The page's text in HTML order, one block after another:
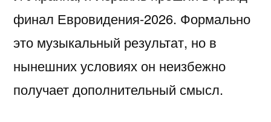
финал Евровидения-2026. Формально
это музыкальный результат, но в
нынешних условиях он неизбежно
получает дополнительный смысл.